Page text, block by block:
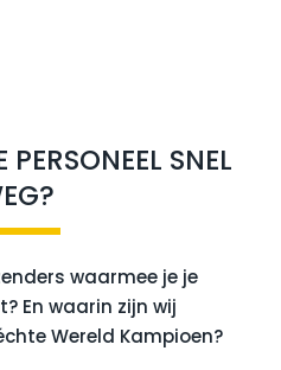
SNEL
waarmee je je
En waarin zijn wij
Wereld Kampioen?